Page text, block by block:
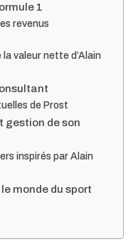
1
revenus
valeur nette d’Alain
de Prost
gestion de son
inspirés par Alain
monde du sport